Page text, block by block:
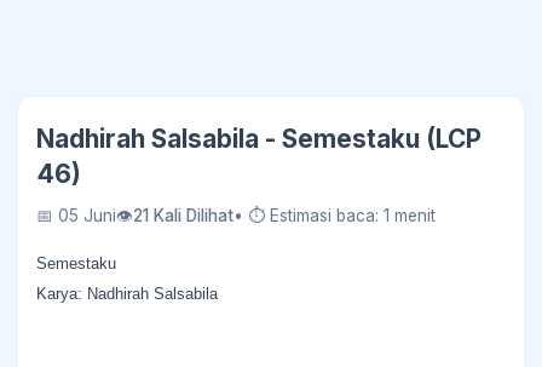
Nadhirah Salsabila - Semestaku (LCP
46)
📅 05 Juni👁21 Kali Dilihat• ⏱ Estimasi baca: 1 menit
Semestaku
Karya: Nadhirah Salsabila